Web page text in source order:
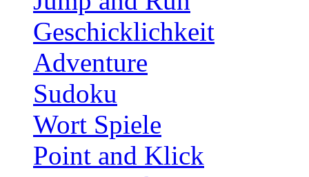
Geschicklichkeit
Adventure
Sudoku
Wort Spiele
Point and Klick